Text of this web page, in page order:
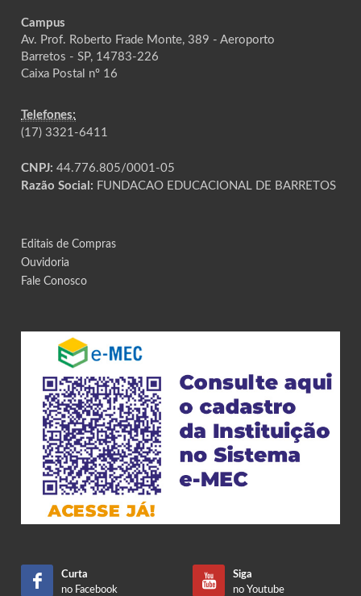
Campus
Av. Prof. Roberto Frade Monte, 389 - Aeroporto
Barretos - SP, 14783-226
Caixa Postal nº 16
Telefones:
(17) 3321-6411
CNPJ: 44.776.805/0001-05
Razão Social: FUNDACAO EDUCACIONAL DE BARRETOS
Editais de Compras
Ouvidoria
Fale Conosco
Curta
no Facebook
Siga
no Youtube